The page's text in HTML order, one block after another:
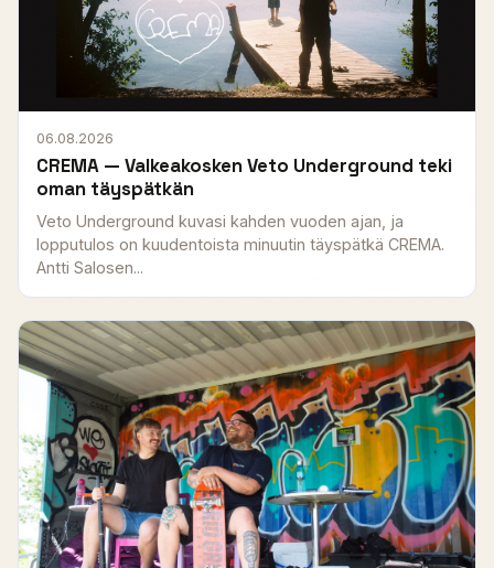
06.08.2026
CREMA — Valkeakosken Veto Underground teki
oman täyspätkän
Veto Underground kuvasi kahden vuoden ajan, ja
lopputulos on kuudentoista minuutin täyspätkä CREMA.
Antti Salosen...